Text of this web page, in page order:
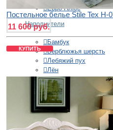
Евро Плюс
Наполнители
Бамбук
Верблюжья шерсть
Лебяжий пух
Лён
Овечья шерсть
Пух
Синтепон
Тенсель
Хлопок
Шёлк
Постельное белье Stile Tex H-
11 600 руб.
КУПИТЬ